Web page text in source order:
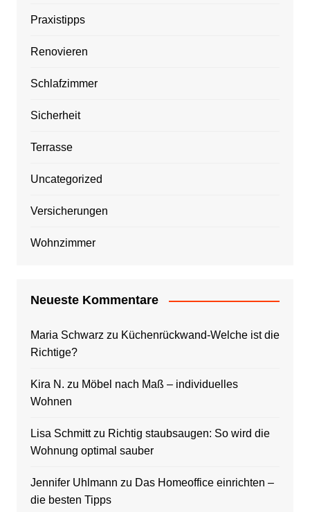
Praxistipps
Renovieren
Schlafzimmer
Sicherheit
Terrasse
Uncategorized
Versicherungen
Wohnzimmer
Neueste Kommentare
Maria Schwarz zu Küchenrückwand-Welche ist die
Richtige?
Kira N. zu Möbel nach Maß – individuelles
Wohnen
Lisa Schmittzu Richtig staubsaugen: So wird die
Wohnung optimal sauber
Jennifer Uhlmann zu Das Homeoffice einrichten –
die besten Tipps